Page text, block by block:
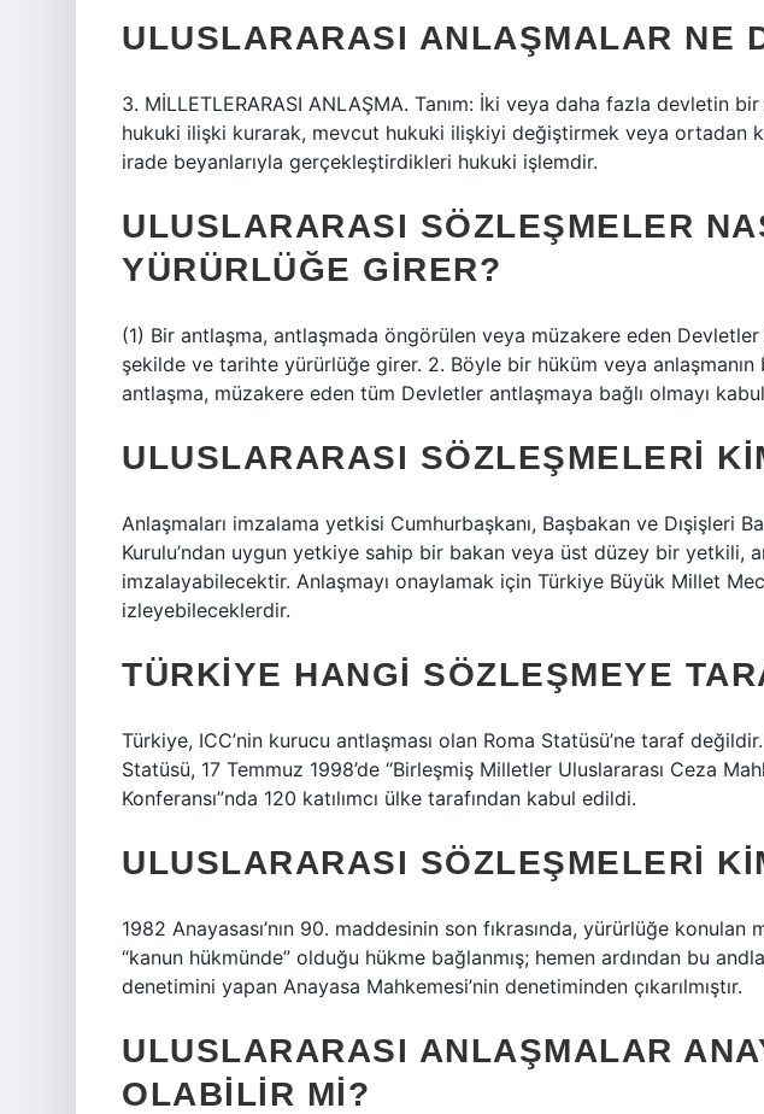
ULUSLARARASI ANLAŞMALAR NE
3. MİLLETLERARASI ANLAŞMA. Tanım: İki veya daha fazla devletin
hukuki ilişki kurarak, mevcut hukuki ilişkiyi değiştirmek veya ortadan
irade beyanlarıyla gerçekleştirdikleri hukuki işlemdir.
ULUSLARARASI SÖZLEŞMELER
YÜRÜRLÜĞE GIRER?
(1) Bir antlaşma, antlaşmada öngörülen veya müzakere eden Devletler
şekilde ve tarihte yürürlüğe girer. 2. Böyle bir hüküm veya anlaşmanın
antlaşma, müzakere eden tüm Devletler antlaşmaya bağlı olmayı
ULUSLARARASI SÖZLEŞMELERI
Anlaşmaları imzalama yetkisi Cumhurbaşkanı, Başbakan ve Dışişleri
Kurulu’ndan uygun yetkiye sahip bir bakan veya üst düzey bir yetkili,
imzalayabilecektir. Anlaşmayı onaylamak için Türkiye Büyük Millet
izleyebileceklerdir.
TÜRKIYE HANGI SÖZLEŞMEYE
Türkiye, ICC’nin kurucu antlaşması olan Roma Statüsü’ne taraf
Statüsü, 17 Temmuz 1998’de “Birleşmiş Milletler Uluslararası Ceza
Konferansı”nda 120 katılımcı ülke tarafından kabul edildi.
ULUSLARARASI SÖZLEŞMELERI
1982 Anayasası’nın 90. maddesinin son fıkrasında, yürürlüğe konulan
“kanun hükmünde” olduğu hükme bağlanmış; hemen ardından bu
denetimini yapan Anayasa Mahkemesi’nin denetiminden çıkarılmıştır.
ULUSLARARASI ANLAŞMALAR
OLABILIR MI?